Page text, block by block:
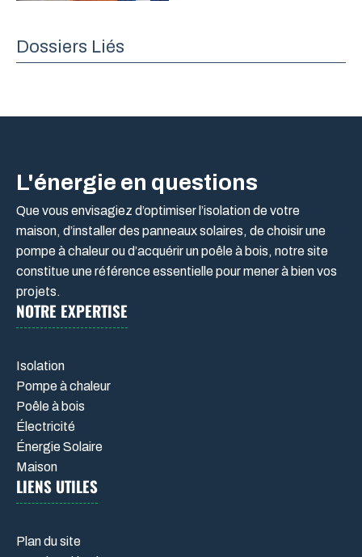
Dossiers Liés
L'énergie en questions
Que vous envisagiez d’optimiser l’isolation de votre
maison, d’installer des panneaux solaires, de choisir une
pompe à chaleur ou d’acquérir un poêle à bois, notre site
constitue une référence essentielle pour mener à bien vos
projets.
NOTRE EXPERTISE
Isolation
Pompe à chaleur
Poêle à bois
Électricité
Énergie Solaire
Maison
LIENS UTILES
Plan du site